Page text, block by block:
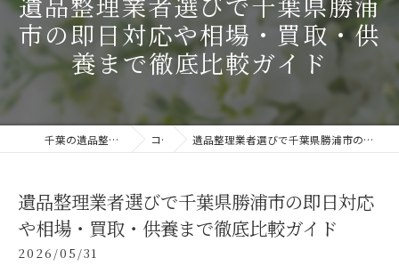
市の即日対応や相場・買取・供
養まで徹底比較ガイド
千葉の遺品整理なら株式会社こころ コラム 遺品整理業者選びで千葉県勝浦市の即日対応や相場・買取・供養まで徹底比較ガイド
遺品整理業者選びで千葉県勝浦市の即日対応
や相場・買取・供養まで徹底比較ガイド
2026/05/31